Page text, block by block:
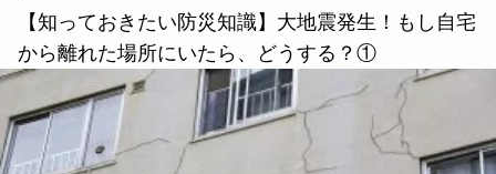
【知っておきたい防災知識】大地震発生！もし自宅
から離れた場所にいたら、どうする？①